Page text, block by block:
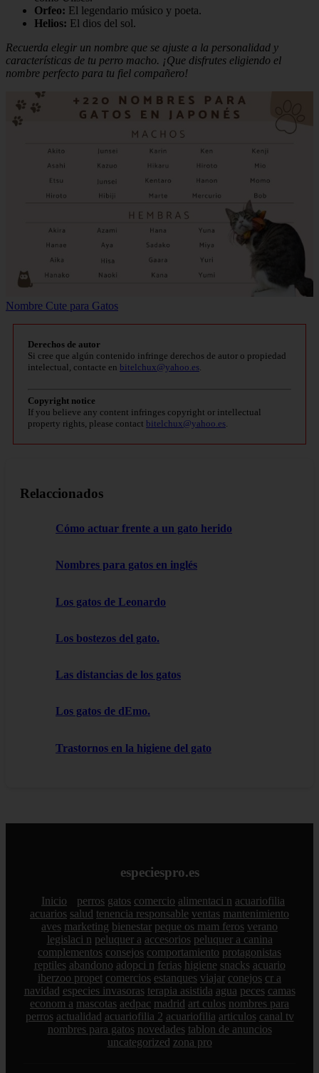
Orfeo: El legendario músico y poeta.
Helios: El dios del sol.
Recuerda elegir un nombre que se ajuste a la personalidad y
características de tu perro macho. ¡Que disfrutes eligiendo el
nombre perfecto para tu fiel compañero!
Nombre Cute para Gatos
Derechos de autor
Si cree que algún contenido infringe derechos de autor o propiedad
intelectual, contacte en bitelchux@yahoo.es
Copyright notice
If you believe any content infringes copyright or intellectual
property rights, please contact bitelchux@yahoo.es
Relaccionados
Cómo actuar frente a un gato herido
Nombres para gatos en inglés
Los gatos de Leonardo
Los bostezos del gato.
Las distancias de los gatos
Los gatos de dEmo.
Trastornos en la higiene del gato
especiespro.es
Inicio perros gatos comercio alimentaci n acuariofilia
acuarios salud tenencia responsable ventas mantenimiento
aves marketing bienestar peque os mam feros verano
legislaci n peluquer a accesorios peluquer a canina
complementos consejos comportamiento protagonistas
reptiles abandono adopci n ferias higiene snacks acuario
iberzoo propet comercios estanques viajar conejos cr a
navidad especies invasoras terapia asistida agua peces camas
econom a mascotas aedpac madrid art culos nombres para
perros actualidad acuariofilia 2 acuariofilia articulos canal tv
nombres para gatos novedades tablon de anuncios
uncategorized zona pro